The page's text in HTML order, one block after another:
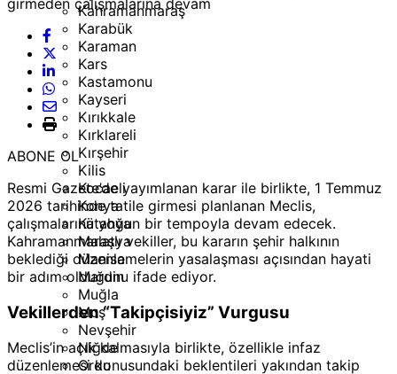
Kahramanmaraş
Karabük
Karaman
Kars
Kastamonu
Kayseri
Kırıkkale
Kırklareli
Kırşehir
Kilis
Kocaeli
Konya
Kütahya
Malatya
Manisa
Mardin
Muğla
Muş
Nevşehir
Niğde
Ordu
ABONE OL
Resmi Gazete’de yayımlanan karar ile birlikte, 1 Temmuz
2026 tarihinde tatile girmesi planlanan Meclis,
çalışmalarına yoğun bir tempoyla devam edecek.
Kahramanmaraşlı vekiller, bu kararın şehir halkının
beklediği düzenlemelerin yasalaşması açısından hayati
bir adım olduğunu ifade ediyor.
Vekillerden “Takipçisiyiz” Vurgusu
Meclis’in açık kalmasıyla birlikte, özellikle infaz
düzenlemesi konusundaki beklentileri yakından takip